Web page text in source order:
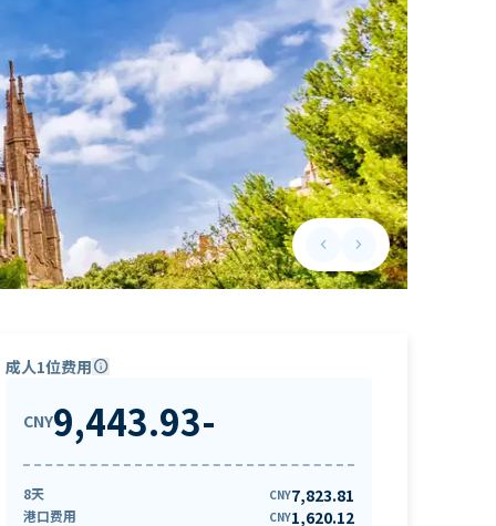
keyboard_arrow_leftPrevious slide
keyboard_arrow_rightNext slide
成人1位费用info
CNY9,443.93-
8天 CNY7,823.81
港口费用 CNY1,620.12